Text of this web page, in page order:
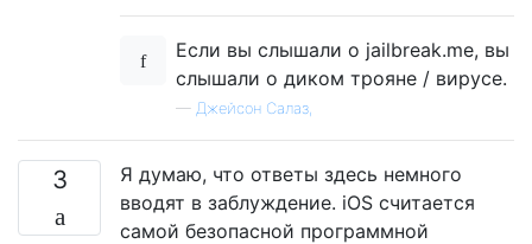
Если вы слышали о jailbreak.me, вы
слышали о диком трояне / вирусе.
— Джейсон Салаз,
3
Я думаю, что ответы здесь немного
вводят в заблуждение. iOS считается
самой безопасной программной